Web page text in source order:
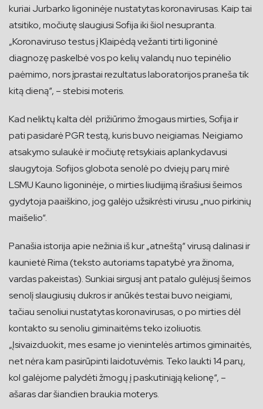
kuriai Jurbarko ligoninėje nustatytas koronavirusas. Kaip tai
atsitiko, močiutę slaugiusi Sofija iki šiol nesupranta.
„Koronaviruso testus į Klaipėdą vežanti tirti ligoninė
diagnozę paskelbė vos po kelių valandų nuo tepinėlio
paėmimo, nors įprastai rezultatus laboratorijos praneša tik
kitą dieną“, – stebisi moteris.
Kad neliktų kalta dėl prižiūrimo žmogaus mirties, Sofija ir
pati pasidarė PGR testą, kuris buvo neigiamas. Neigiamo
atsakymo sulaukė ir močiutę retsykiais aplankydavusi
slaugytoja. Sofijos globota senolė po dviejų parų mirė
LSMU Kauno ligoninėje, o mirties liudijimą išrašiusi šeimos
gydytoja paaiškino, jog galėjo užsikrėsti virusu „nuo pirkinių
maišelio“.
Panašia istorija apie nežinia iš kur „atneštą“ virusą dalinasi ir
kaunietė Rima (teksto autoriams tapatybė yra žinoma,
vardas pakeistas). Sunkiai sirgusį ant patalo gulėjusį šeimos
senolį slaugiusių dukros ir anūkės testai buvo neigiami,
tačiau senoliui nustatytas koronavirusas, o po mirties dėl
kontakto su senoliu giminaitėms teko izoliuotis.
„Įsivaizduokit, mes esame jo vienintelės artimos giminaitės,
net nėra kam pasirūpinti laidotuvėmis. Teko laukti 14 parų,
kol galėjome palydėti žmogų į paskutiniąją kelionę“, –
ašaras dar šiandien braukia moterys.